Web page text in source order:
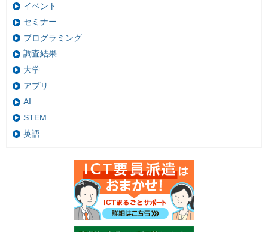
イベント
セミナー
プログラミング
調査結果
大学
アプリ
AI
STEM
英語